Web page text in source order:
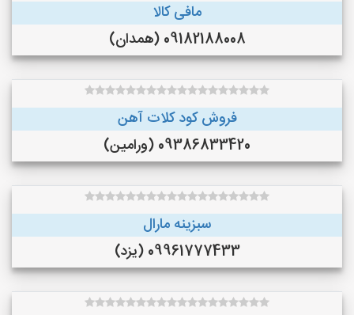
مافی کالا
09182188008 (همدان)
فروش کود کلات آهن
09386833420 (ورامین)
سبزینه مارال
09961777433 (یزد)